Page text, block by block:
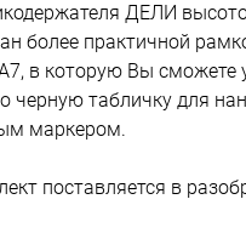
ДЕЛИ
более практичной
в которую Вы сможете
черную табличку для
маркером.
поставляется в